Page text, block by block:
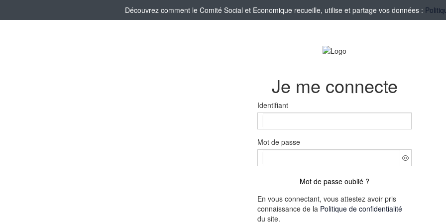
Découvrez comment le Comité Social et Economique recueille, utilise et partage vos données :
Je me connecte
Identifiant
Mot de passe
Mot de passe oublié ?
En vous connectant, vous attestez avoir pris
connaissance de la Politique de confidentialité
du site.